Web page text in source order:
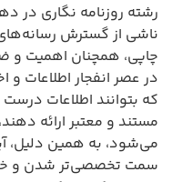
رشته روزنامه نگاری در
ناشی از گسترش
چاپی، همچنان اهمیت و
در عصر انفجار اطلاعات و
که بتوانند اطلاعات
مستند و معتبر ارائه
می‌شود، به همین دلیل،
سمت تخصصی‌تر شدن و